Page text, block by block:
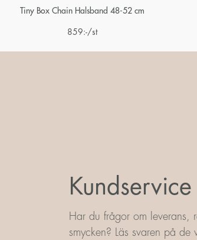
Tiny Box Chain Halsband 48-52 cm
859:-/st
Kundservice
Har du frågor om leverans,
smycken? Läs svaren på de